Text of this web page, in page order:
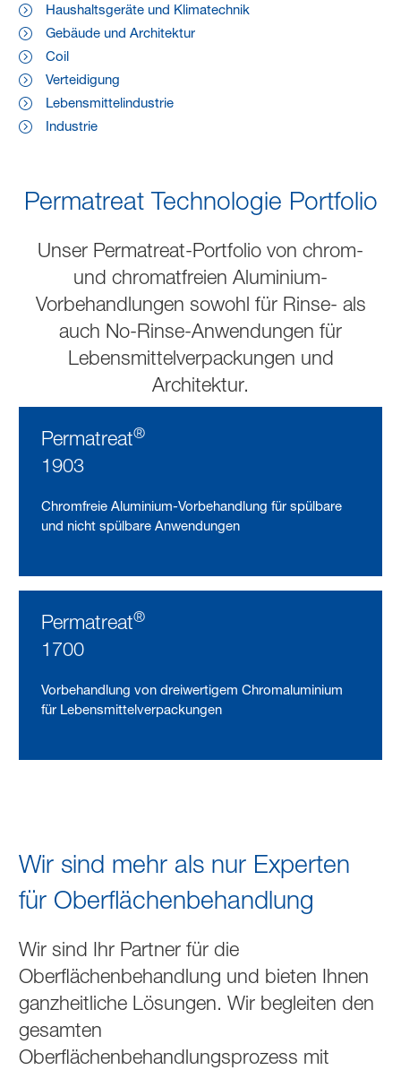
Haushaltsgeräte und Klimatechnik
Gebäude und Architektur
Coil
Verteidigung
Lebensmittelindustrie
Industrie
Permatreat Technologie Portfolio
Unser Permatreat-Portfolio von chrom-
und chromatfreien Aluminium-
Vorbehandlungen sowohl für Rinse- als
auch No-Rinse-Anwendungen für
Lebensmittelverpackungen und
Architektur.
Permatreat®
1903
Chromfreie Aluminium-Vorbehandlung für spülbare
und nicht spülbare Anwendungen
Permatreat®
1700
Vorbehandlung von dreiwertigem Chromaluminium
für Lebensmittelverpackungen
Wir sind mehr als nur Experten
für Oberflächenbehandlung
Wir sind Ihr Partner für die
Oberflächenbehandlung und bieten Ihnen
ganzheitliche Lösungen. Wir begleiten den
gesamten
Oberflächenbehandlungsprozess mit